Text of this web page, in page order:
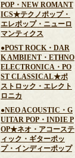
POP・NEW ROMANT
ICS★テクノポップ・
エレポップ・ニューロ
マンティクス
●POST ROCK・DAR
K AMBIENT・ETHNO
ELECTRONICA・PO
ST CLASSICAL★ポ
ストロック・エレクト
ロニカ
●NEO ACOUSTIC・G
UITAR POP・INDIE P
OP★ネオ・アコーステ
ィック・ギターポッ
プ・インディーポップ